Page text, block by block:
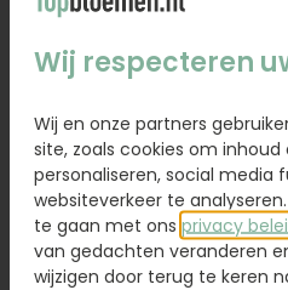
Wij respecteren
Wij en onze partners
site, zoals cookies om
personaliseren, social media
websiteverkeer te
te gaan met ons privacy
van gedachten veranderen
wijzigen door terug te keren